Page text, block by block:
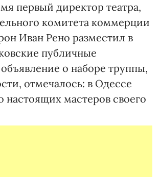
первый директор театра,
комитета коммерции
Иван Рено разместил в
публичные
о наборе труппы,
отмечалось: в Одессе
настоящих мастеров своего